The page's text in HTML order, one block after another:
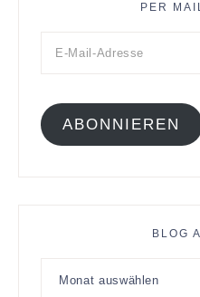
PER
ABONNIEREN
BLOG